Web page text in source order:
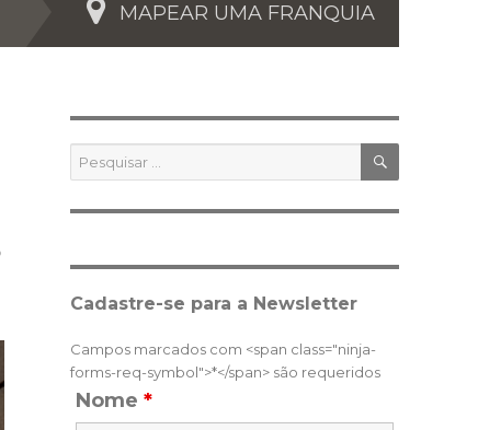
MAPEAR UMA FRANQUIA
Pesquisar
por:
Cadastre-se para a Newsletter
Campos marcados com <span class="ninja-
forms-req-symbol">*</span> são requeridos
Nome *